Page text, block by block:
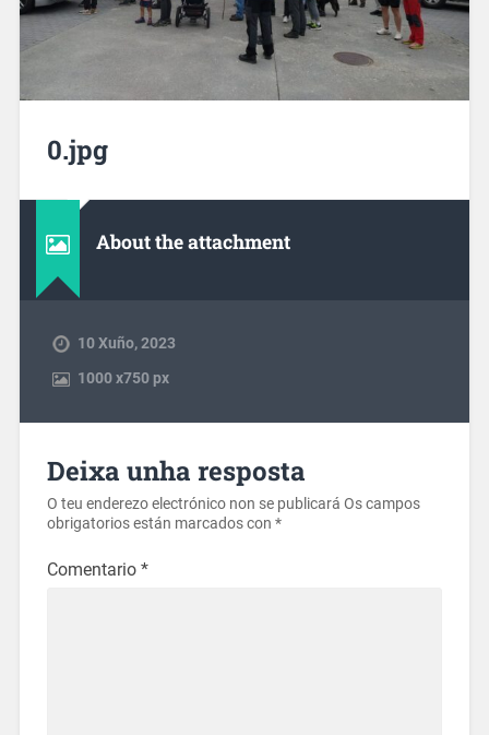
0.jpg
About the attachment
10 Xuño, 2023
1000x750 px
Deixa unha resposta
O teu enderezo electrónico non se publicará Os campos
obrigatorios están marcados con *
Comentario *